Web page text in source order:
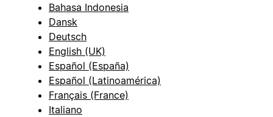
Bahasa Indonesia
Dansk
Deutsch
English (UK)
Español (España)
Español (Latinoamérica)
Français (France)
Italiano